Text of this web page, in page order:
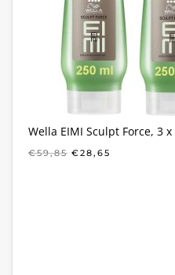
Wella EIMI Sculpt Force, 3 x
€59,85 €28,65